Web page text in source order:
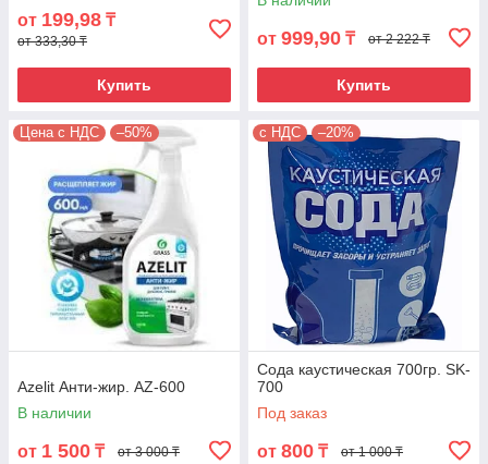
от 199,98 ₸
от 333,30 ₸
Купить
от 999,90 ₸ от 2 222 ₸
Купить
Цена с НДС –50%
Azelit Анти-жир. AZ-600
В наличии
от 1 500 ₸ от 3 000 ₸
с НДС –20%
Сода каустическая 700гр. SK-
700
Под заказ
от 800 ₸ от 1 000 ₸